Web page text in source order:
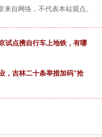
来自网络，不代表本站观点。
试点携自行车上地铁，有哪
，吉林二十条举措加码“抢